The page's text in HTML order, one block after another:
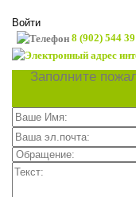
Войти
8 (902) 544
Заполните